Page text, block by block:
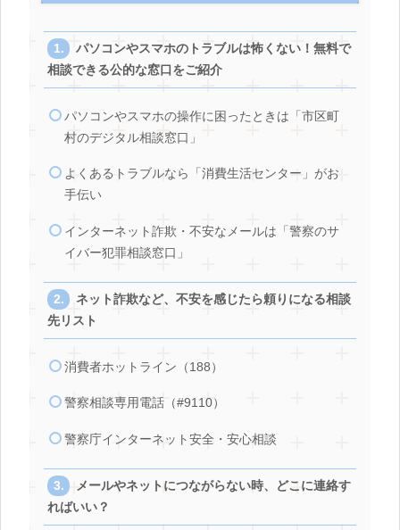
パソコンやスマホのトラブルは怖くない！無料で
相談できる公的な窓口をご紹介
パソコンやスマホの操作に困ったときは「市区町
村のデジタル相談窓口」
よくあるトラブルなら「消費生活センター」がお
手伝い
インターネット詐欺・不安なメールは「警察のサ
イバー犯罪相談窓口」
ネット詐欺など、不安を感じたら頼りになる相談
先リスト
消費者ホットライン（188）
警察相談専用電話（#9110）
警察庁インターネット安全・安心相談
メールやネットにつながらない時、どこに連絡す
ればいい？